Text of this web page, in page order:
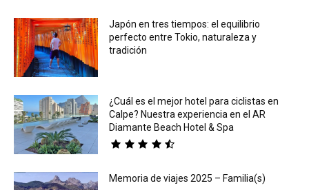
Japón en tres tiempos: el equilibrio
perfecto entre Tokio, naturaleza y
tradición
¿Cuál es el mejor hotel para ciclistas en
Calpe? Nuestra experiencia en el AR
Diamante Beach Hotel & Spa
Memoria de viajes 2025 – Familia(s)